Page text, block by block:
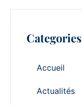
Categories
Accueil
Actualités